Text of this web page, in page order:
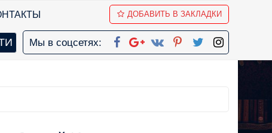
ДОБАВИТЬ В ЗАКЛАДКИ
Мы в соцсетях: